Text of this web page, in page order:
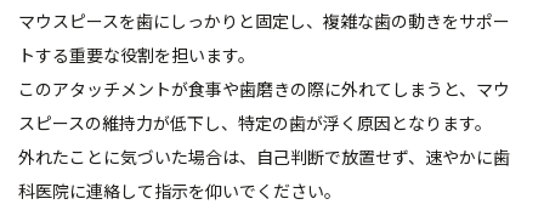
マウスピースを歯にしっかりと固定し、複雑な歯の動きをサポー
トする重要な役割を担います。
このアタッチメントが食事や歯磨きの際に外れてしまうと、マウ
スピースの維持力が低下し、特定の歯が浮く原因となります。
外れたことに気づいた場合は、自己判断で放置せず、速やかに歯
科医院に連絡して指示を仰いでください。